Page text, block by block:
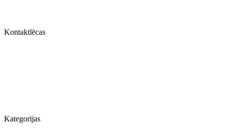
Kontaktlēcas
Kategorijas